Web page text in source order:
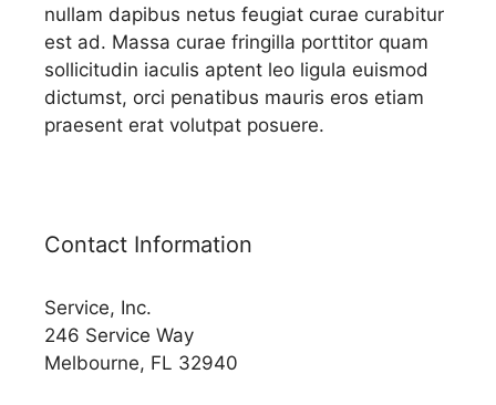
nullam dapibus netus feugiat curae curabitur
est ad. Massa curae fringilla porttitor quam
sollicitudin iaculis aptent leo ligula euismod
dictumst, orci penatibus mauris eros etiam
praesent erat volutpat posuere.
Contact Information
Service, Inc.
246 Service Way
Melbourne, FL 32940